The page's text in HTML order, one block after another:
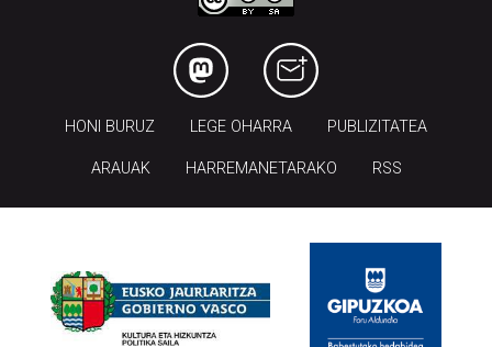
HONI BURUZ LEGE OHARRA PUBLIZITATEA
ARAUAK HARREMANETARAKO RSS